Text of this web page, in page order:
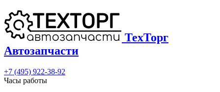
ТехТорг
Автозапчасти
+7 (495) 922-38-92
Часы работы